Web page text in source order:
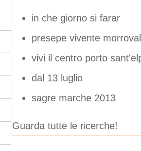
in che giorno si farar
presepe vivente
vivi il centro porto
dal 13 luglio
sagre marche 2013
Guarda tutte le ricerche!